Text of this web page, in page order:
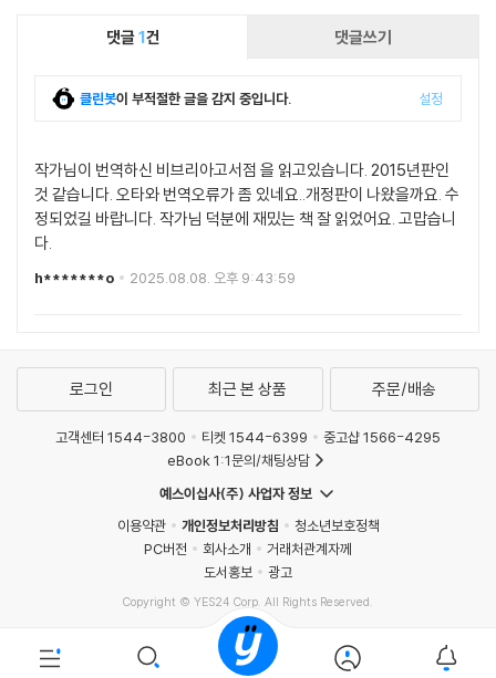
댓글1건 댓글쓰기
클린봇이 부적절한 글을 감지 중입니다. 설정
작가님이 번역하신 비브리아고서점 을 읽고있습니다. 2015년판인
것 같습니다. 오타와 번역오류가 좀 있네요..개정판이 나왔을까요. 수
정되었길 바랍니다. 작가님 덕분에 재밌는 책 잘 읽었어요. 고맙습니
다.
h*******o 2025.08.08. 오후 9:43:59
로그인 최근 본 상품 주문/배송
고객센터 1544-3800 티켓 1544-6399
중고샵 1566-4295
eBook 1:1문의/채팅상담
예스이십사(주) 사업자 정보
이용약관
개인정보처리방침
청소년보호정책
PC버전
회사소개
거래처관계자께
도서홍보
광고
Copyright © YES24 Corp. All Rights Reserved.